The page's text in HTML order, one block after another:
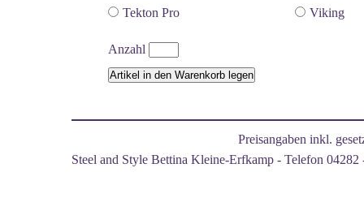
Tekton Pro
Viking
Anzahl
Preisangaben inkl.
Steel and Style Bettina Kleine-Erfkamp - Telefon 04282